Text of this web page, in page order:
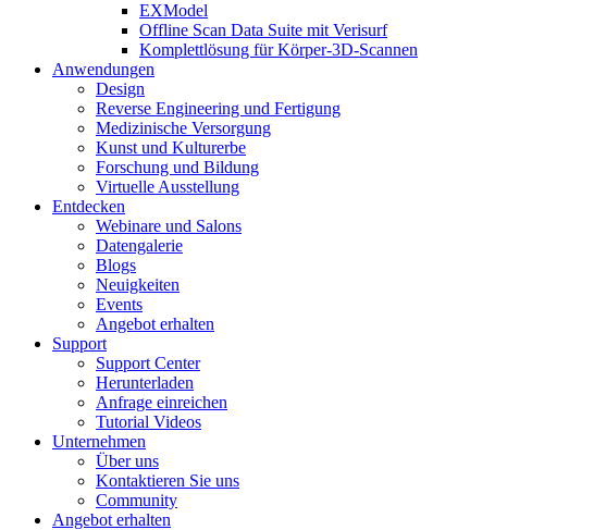
EXModel
Offline Scan Data Suite mit Verisurf
Komplettlösung für Körper-3D-Scannen
Anwendungen
Design
Reverse Engineering und Fertigung
Medizinische Versorgung
Kunst und Kulturerbe
Forschung und Bildung
Virtuelle Ausstellung
Entdecken
Webinare und Salons
Datengalerie
Blogs
Neuigkeiten
Events
Angebot erhalten
Support
Support Center
Herunterladen
Anfrage einreichen
Tutorial Videos
Unternehmen
Über uns
Kontaktieren Sie uns
Community
Angebot erhalten